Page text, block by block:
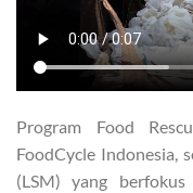
Program Food
FoodCycle Indonesia,
(LSM) yang